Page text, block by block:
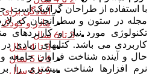
آمادگی برای
مادر و کودک
3 تا 6 سال
3 تا 4 سال
4 تا 5 سال
5 تا 6 سال
با استفاده از طراحان گرافیک است.
مجله در ستون و سطرآنچنان که
تکنولوژی مورد نیاز و کاربردهای
کاربردی می باشد. کتابهای
حال و آینده شناخت فراوان جامعه
نرم افزارها شناخت بیشتری را